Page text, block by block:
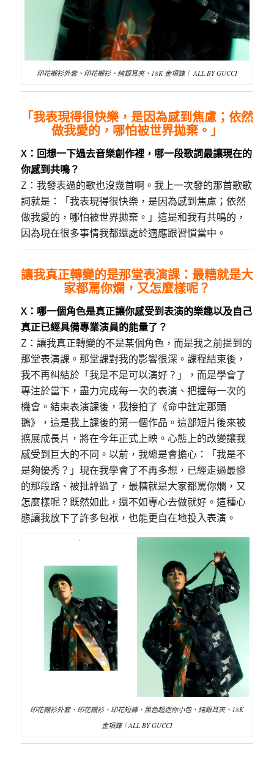
印花襯衫外套、印花襯衫、純銀耳夾、18K 金項鍊｜ ALL BY GUCCI
「我表現得很快樂，是因為感到焦慮；依然
做我愛的，哪怕被世界拋棄。」
X：回想一下過去音樂創作裡，哪一段歌詞最讓現在的
你感到共鳴？
Z：我發表過的歌也沒幾首啊。我上一次發的那首歌歌
詞就是：「我表現得很快樂，是因為感到焦慮；依然
做我愛的，哪怕被世界拋棄。」這是和我有共鳴的，
因為現在很多事情我都還處於適應跟習慣當中。
讓我真正轉變的是那堂表演課：最糟就是大
家都罵你爛，又怎麼樣呢？
X：哪一個角色是真正讓你感受到表演的樂趣以及自己
真正已經具備專業演員的能量了？
Z：讓我真正轉變的不是某個角色，而是我之前提到的
那堂表演課。那堂課對我的影響很深。課程結束後，
我不再糾結於「我是不是可以演好？」，而是學會了
專注於當下，盡力完成每一次的表演、把握每一次的
機會。結束表演課後，我接拍了《命中註定那頭
鵝》，這是我上課後的第一個作品。這部短片後來被
擴展成長片，將在今年正式上映。心態上的改變讓我
感受到巨大的不同。以前，我總是會擔心：「我是不
是夠優秀？」現在我學會了不再多想，已經走過最慘
的那段路、被批評過了，最糟就是大家都罵你爛，又
怎麼樣呢？既然如此，還不如專心去做就好。這種心
態讓我放下了許多包袱，也能更自在地投入表演。
印花襯衫外套、印花襯衫、印花短褲、黑色超迷你小包、純銀耳夾、18K
金項鍊｜ALL BY GUCCI